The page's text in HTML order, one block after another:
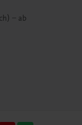
– ab